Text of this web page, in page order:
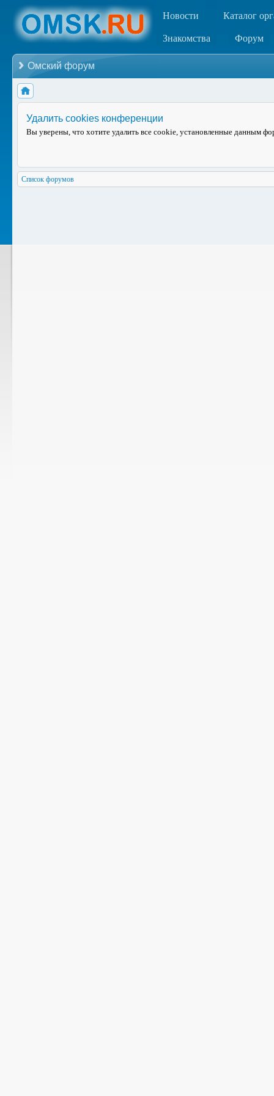
Новости Каталог
Знакомства Форум
Омский форум
Удалить cookies конференции
Вы уверены, что хотите удалить все cookie, установленные данным
Список форумов